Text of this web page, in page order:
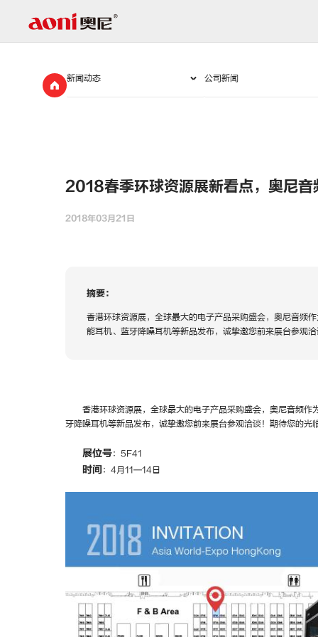
动
2018春季环球资源展新看点，奥尼音
2018年03月21日
摘要：
香港环球资源展，全球最大的电子产品采购盛会，奥尼音频
能耳机、蓝牙降噪耳机等新品发布，诚挚邀您前来展台参观
香港环球资源展，全球最大的电子产品采购盛会，奥尼音频
牙降噪耳机等新品发布，诚挚邀您前来展台参观洽谈！期待您的光
展位号：5F41
时间 ：4月11—14日